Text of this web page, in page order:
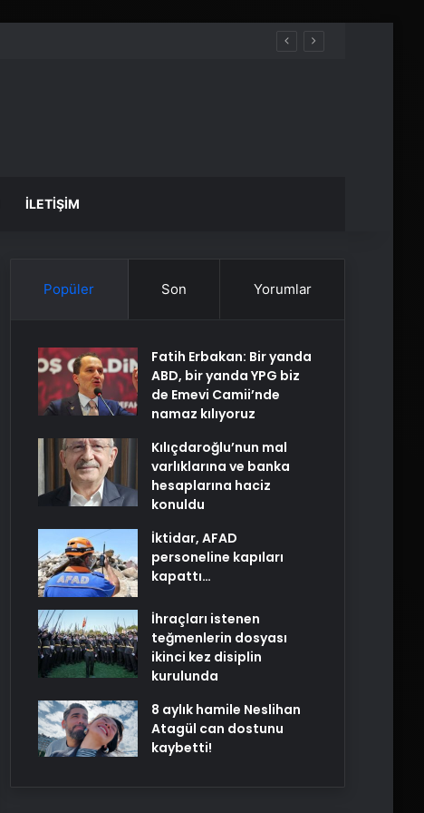
İLETIŞIM
Popüler Son Yorumlar
Fatih Erbakan: Bir yanda
ABD, bir yanda YPG biz
de Emevi Camii’nde
namaz kılıyoruz
Kılıçdaroğlu’nun mal
varlıklarına ve banka
hesaplarına haciz
konuldu
İktidar, AFAD
personeline kapıları
kapattı…
İhraçları istenen
teğmenlerin dosyası
ikinci kez disiplin
kurulunda
8 aylık hamile Neslihan
Atagül can dostunu
kaybetti!